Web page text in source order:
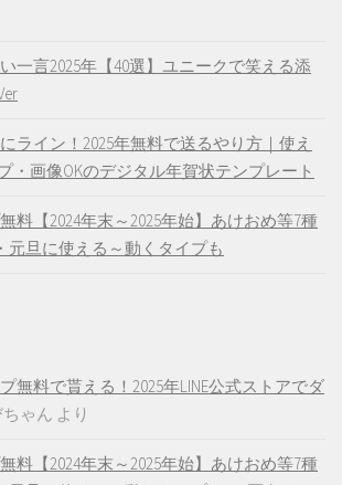
一言2025年【40選】ユニークで笑える添
ライン！2025年無料で送るやり方｜使え
・画像OKのデジタル年賀状テンプレート
料【2024年末～2025年始】あけおめ等7種
元旦に使える～動くタイプも
無料で貰える！2025年LINE公式ストアでダ
ゃん より
料【2024年末～2025年始】あけおめ等7種